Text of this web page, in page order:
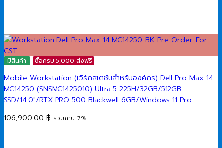
มีสินค้า ซื้อครบ 5,000 ส่งฟรี
Mobile Workstation (เวิร์กสเตชันสำหรับองค์กร) Dell Pro Max 14
MC14250 (SNSMC1425010) Ultra 5 225H/32GB/512GB
SSD/14.0″/RTX PRO 500 Blackwell 6GB/Windows 11 Pro
106,900.00 ฿ รวมภาษี 7%